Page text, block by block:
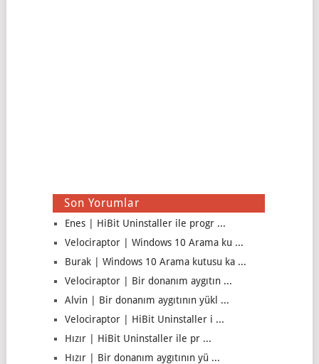
Son Yorumlar
Enes | HiBit Uninstaller ile progr ...
Velociraptor | Windows 10 Arama ku ...
Burak | Windows 10 Arama kutusu ka ...
Velociraptor | Bir donanım aygıtın ...
Alvin | Bir donanım aygıtının yükl ...
Velociraptor | HiBit Uninstaller i ...
Hızır | HiBit Uninstaller ile pr ...
Hızır | Bir donanım aygıtının yü ...